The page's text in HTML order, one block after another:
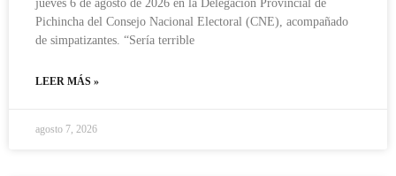
jueves 6 de agosto de 2026 en la Delegación Provincial de
Pichincha del Consejo Nacional Electoral (CNE), acompañado
de simpatizantes. “Sería terrible
LEER MÁS »
agosto 7, 2026